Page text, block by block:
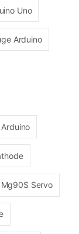
Uno
Arduino
Mg90S Servo